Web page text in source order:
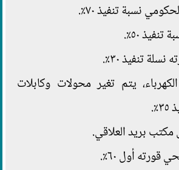
نسبة تنفيذ ٧٠٪.
٥٠٪.
تنفيذ ٣٠٪.
يتم تغير محولات وكابلات
مكتب بريد العلاقي.
أول ٦٠٪.